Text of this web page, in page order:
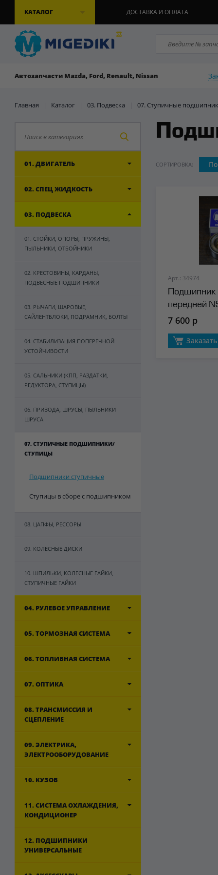
КАТАЛОГ ДОСТАВКА И ОПЛАТА
Автозапчасти Mazda, Ford, Renault, Nissan
Главная | Каталог | 03. Подвеска | 07. Ступичные
01. ДВИГАТЕЛЬ
02. СПЕЦ ЖИДКОСТЬ
03. ПОДВЕСКА
01. СТОЙКИ, ОПОРЫ, ПРУЖИНЫ,
ПЫЛЬНИКИ, ОТБОЙНИКИ
02. КРЕСТОВИНЫ, КАРДАНЫ,
ПОДВЕСНЫЕ ПОДШИПНИКИ
03. РЫЧАГИ, ШАРОВЫЕ,
САЙЛЕНТБЛОКИ, ПОДРАМНИК, БОЛТЫ
04. СТАБИЛИЗАЦИЯ ПОПЕРЕЧНОЙ
УСТОЙЧИВОСТИ
05. САЛЬНИКИ (КПП, РАЗДАТКИ,
РЕДУКТОРА, СТУПИЦЫ)
06. ПРИВОДА, ШРУСЫ, ПЫЛЬНИКИ
ШРУСА
07. СТУПИЧНЫЕ ПОДШИПНИКИ/
СТУПИЦЫ
Подшипники ступичные
Ступицы в сборе с подшипником
08. ЦАПФЫ, РЕССОРЫ
09. КОЛЕСНЫЕ ДИСКИ
10. ШПИЛЬКИ, КОЛЕСНЫЕ ГАЙКИ,
СТУПИЧНЫЕ ГАЙКИ
04. РУЛЕВОЕ УПРАВЛЕНИЕ
05. ТОРМОЗНАЯ СИСТЕМА
06. ТОПЛИВНАЯ СИСТЕМА
07. ОПТИКА
08. ТРАНСМИССИЯ И
СЦЕПЛЕНИЕ
09. ЭЛЕКТРИКА,
ЭЛЕКТРООБОРУДОВАНИЕ
10. КУЗОВ
11. СИСТЕМА ОХЛАЖДЕНИЯ,
КОНДИЦИОНЕР
12. ПОДШИПНИКИ
УНИВЕРСАЛЬНЫЕ
СОРТИРОВКА:
Арт.: 34974
Подшипник
передней
7 600 р
Заказать